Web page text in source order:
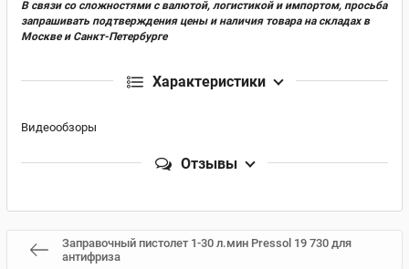
В связи со сложностями с валютой, логистикой и импортом, просьба
запрашивать подтверждения цены и наличия товара на складах в
Москве и Санкт-Петербурге
Характеристики
Видеообзоры
Отзывы
Заправочный пистолет 1-30 л.мин Pressol 19 730 для
антифриза